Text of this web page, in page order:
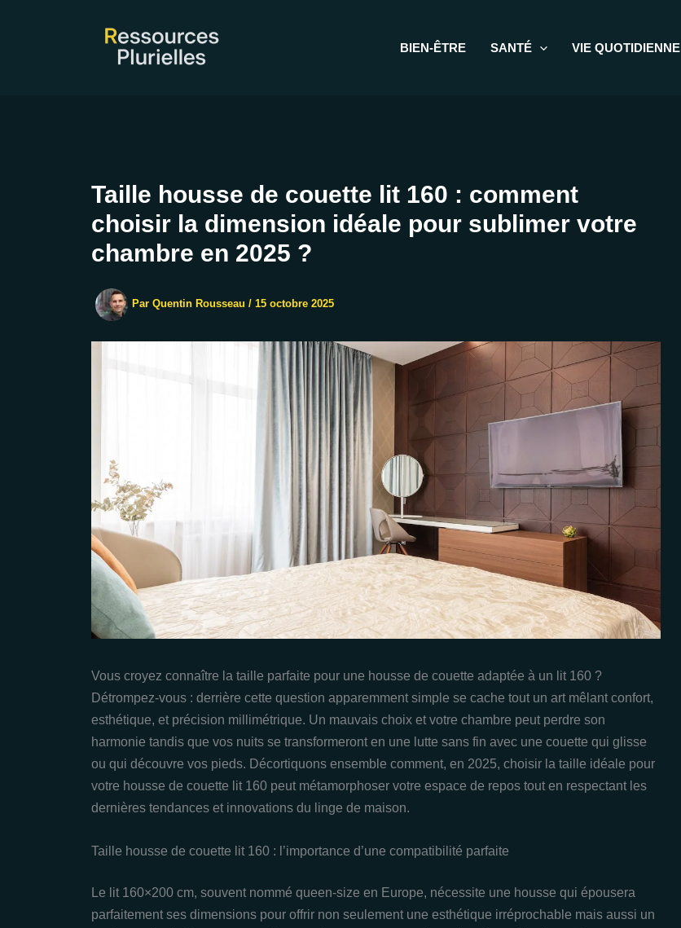
BIEN-ÊTRE SANTÉ VIE QUOTIDIENNE
Taille housse de couette lit 160 : comment
choisir la dimension idéale pour sublimer votre
chambre en 2025 ?
Par Quentin Rousseau / 15 octobre 2025
Vous croyez connaître la taille parfaite pour une housse de couette adaptée à un lit 160 ?
Détrompez-vous : derrière cette question apparemment simple se cache tout un art mêlant confort,
esthétique, et précision millimétrique. Un mauvais choix et votre chambre peut perdre son
harmonie tandis que vos nuits se transformeront en une lutte sans fin avec une couette qui glisse
ou qui découvre vos pieds. Décortiquons ensemble comment, en 2025, choisir la taille idéale pour
votre housse de couette lit 160 peut métamorphoser votre espace de repos tout en respectant les
dernières tendances et innovations du linge de maison.
Taille housse de couette lit 160 : l’importance d’une compatibilité parfaite
Le lit 160×200 cm, souvent nommé queen-size en Europe, nécessite une housse qui épousera
parfaitement ses dimensions pour offrir non seulement une esthétique irréprochable mais aussi un